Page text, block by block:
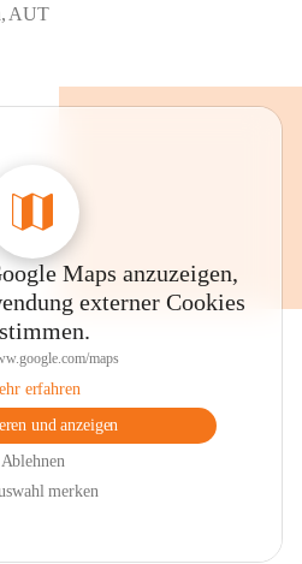
AUT
Maps anzuzeigen,
externer Cookies
maps
erfahren
und anzeigen
Ablehnen
merken